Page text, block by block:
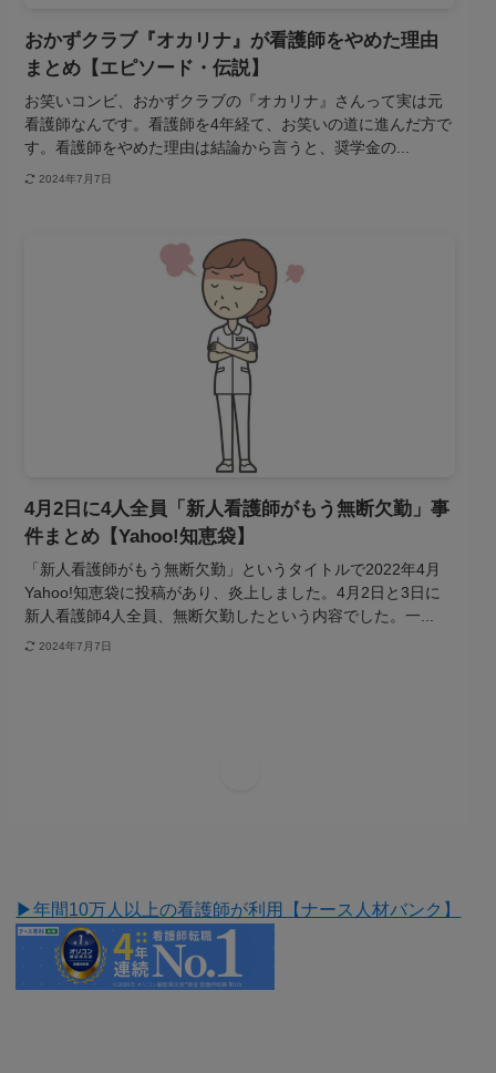
おかずクラブ『オカリナ』が看護師をやめた理由
まとめ【エピソード・伝説】
お笑いコンビ、おかずクラブの『オカリナ』さんって実は元
看護師なんです。看護師を4年経て、お笑いの道に進んだ方で
す。看護師をやめた理由は結論から言うと、奨学金の...
2024年7月7日
4月2日に4人全員「新人看護師がもう無断欠勤」事
件まとめ【Yahoo!知恵袋】
「新人看護師がもう無断欠勤」というタイトルで2022年4月
Yahoo!知恵袋に投稿があり、炎上しました。4月2日と3日に
新人看護師4人全員、無断欠勤したという内容でした。一...
2024年7月7日
▶︎年間10万人以上の看護師が利用【ナース人材バンク】